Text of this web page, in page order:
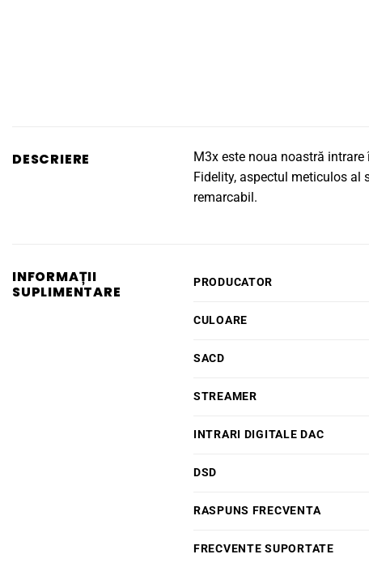
DESCRIERE
M3x este noua noastră
Fidelity, aspectul meticulos al
remarcabil.
INFORMAȚII
SUPLIMENTARE
PRODUCATOR
CULOARE
SACD
STREAMER
INTRARI DIGITALE DAC
DSD
RASPUNS FRECVENTA
FRECVENTE SUPORTATE